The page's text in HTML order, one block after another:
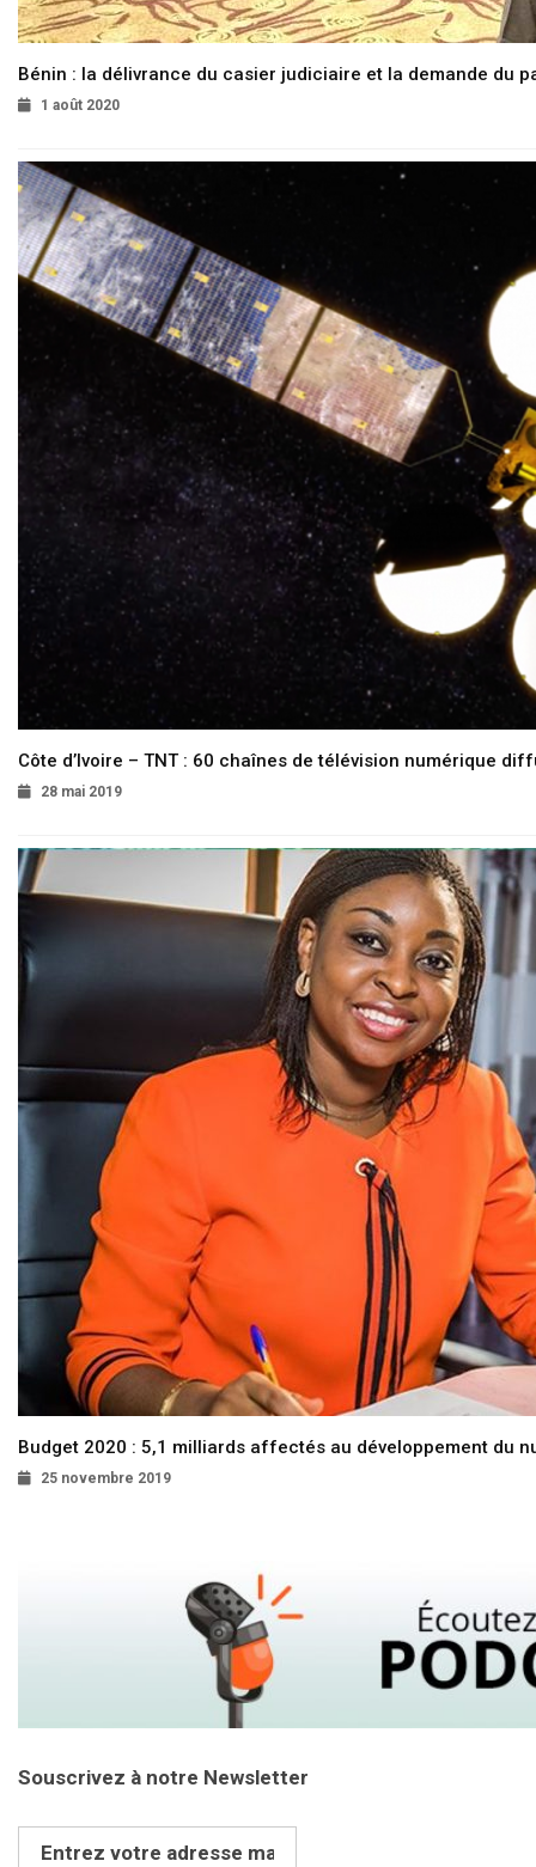
Bénin : la délivrance du casier judiciaire et la demande du
1 août 2020
Côte d’Ivoire – TNT : 60 chaînes de télévision numérique
28 mai 2019
Budget 2020 : 5,1 milliards affectés au développement du
25 novembre 2019
Souscrivez à notre Newsletter